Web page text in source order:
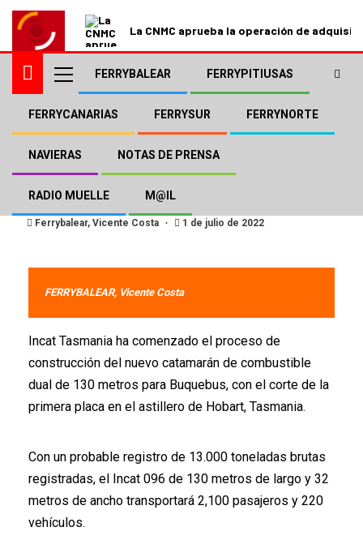
La CNMC aprueba la operación de
FERRYBALEAR FERRYPITIUSAS
FERRYCANARIAS FERRYSUR FERRYNORTE
NAVIERAS NOTAS DE PRENSA
RADIO MUELLE M@IL
Nuevo Incat Hull 096 para
Buquebus
Ferrybalear, Vicente Costa 1 de julio de 2022
FERRYBALEAR, Vicente Costa
Incat Tasmania ha comenzado el proceso de
construcción del nuevo catamarán de combustible
dual de 130 metros para Buquebus, con el corte de la
primera placa en el astillero de Hobart, Tasmania.
Con un probable registro de 13.000 toneladas brutas
registradas, el Incat 096 de 130 metros de largo y 32
metros de ancho transportará 2,100 pasajeros y 220
vehículos.